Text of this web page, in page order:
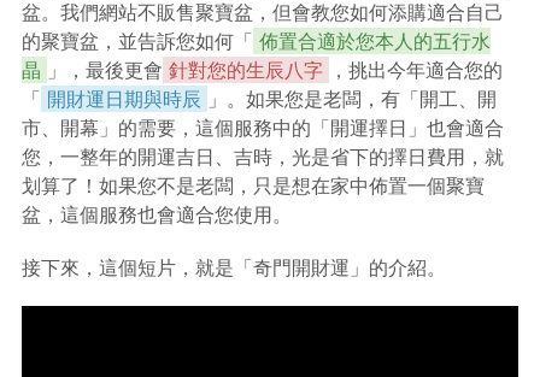
盆。我們網站不販售聚寶盆，但會教您如何添購適合自己
的聚寶盆，並告訴您如何「 佈置合適於您本人的五行水
晶 」，最後更會 針對您的生辰八字 ，挑出今年適合您的
「 開財運日期與時辰 」。如果您是老闆，有「開工、開
市、開幕」的需要，這個服務中的「開運擇日」也會適合
您，一整年的開運吉日、吉時，光是省下的擇日費用，就
划算了！如果您不是老闆，只是想在家中佈置一個聚寶
盆，這個服務也會適合您使用。
接下來，這個短片，就是「奇門開財運」的介紹。